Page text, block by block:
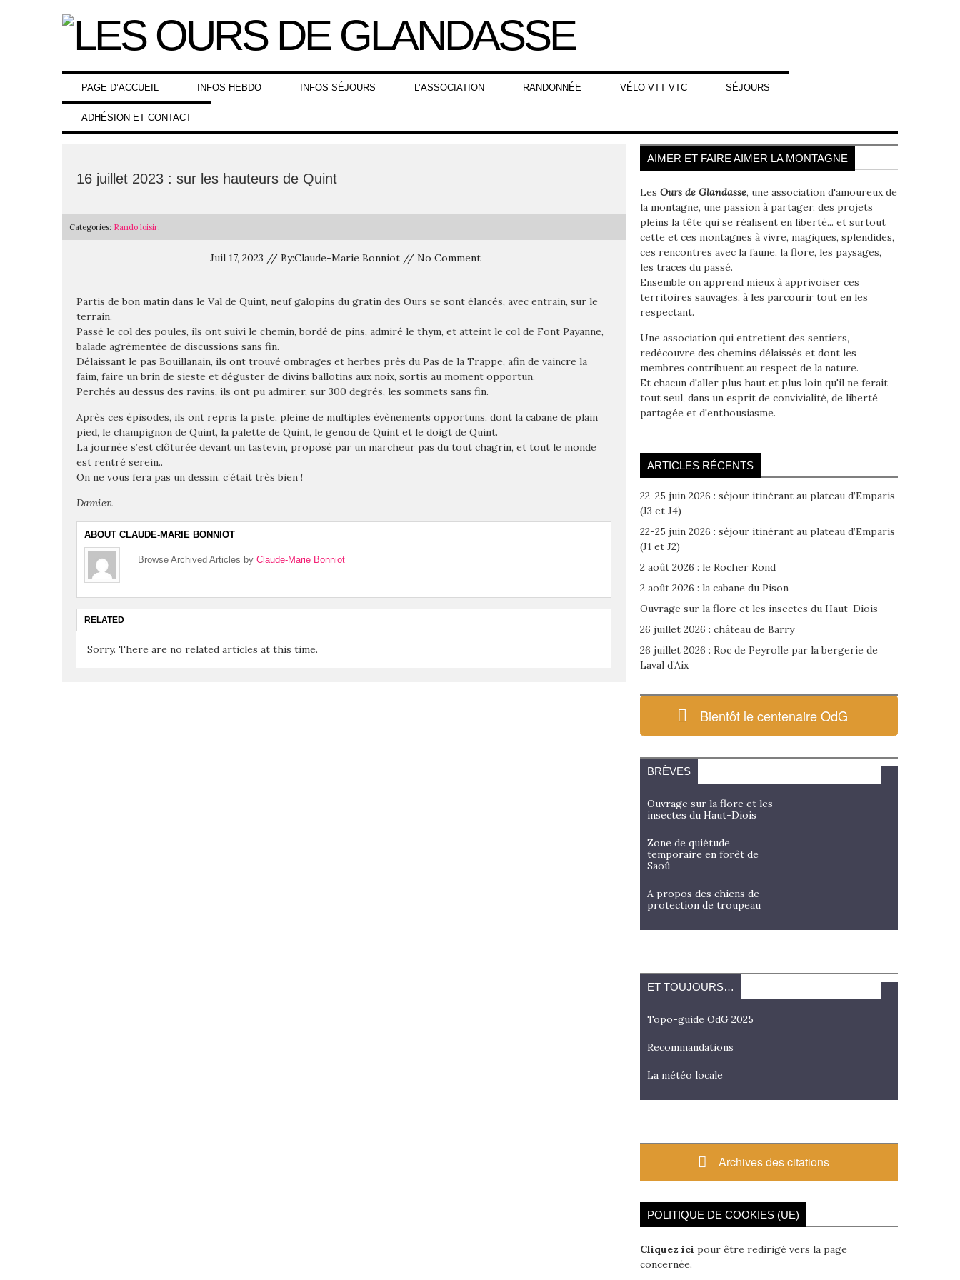
PAGE D’ACCUEIL INFOS HEBDO INFOS SÉJOURS L’ASSOCIATION RANDONNÉE VÉLO VTT VTC SÉJOURS
ADHÉSION ET CONTACT
16 juillet 2023 : sur les hauteurs de Quint
Categories: Rando loisir.
Juil 17, 2023 // By:Claude-Marie Bonniot // No Comment
Partis de bon matin dans le Val de Quint, neuf galopins du gratin des Ours se sont élancés, avec entrain, sur le
terrain.
Passé le col des poules, ils ont suivi le chemin, bordé de pins, admiré le thym, et atteint le col de Font Payanne,
balade agrémentée de discussions sans fin.
Délaissant le pas Bouillanain, ils ont trouvé ombrages et herbes près du Pas de la Trappe, afin de vaincre la
faim, faire un brin de sieste et déguster de divins ballotins aux noix, sortis au moment opportun.
Perchés au dessus des ravins, ils ont pu admirer, sur 300 degrés, les sommets sans fin.
Après ces épisodes, ils ont repris la piste, pleine de multiples évènements opportuns, dont la cabane de plain
pied, le champignon de Quint, la palette de Quint, le genou de Quint et le doigt de Quint.
La journée s’est clôturée devant un tastevin, proposé par un marcheur pas du tout chagrin, et tout le monde
est rentré serein..
On ne vous fera pas un dessin, c’était très bien !
Damien
ABOUT CLAUDE-MARIE BONNIOT
Browse Archived Articles by Claude-Marie Bonniot
RELATED
Sorry. There are no related articles at this time.
AIMER ET FAIRE AIMER LA MONTAGNE
LesOurs de Glandasse, une association d'amoureux de
la montagne, une passion à partager, des projets
pleins la tête qui se réalisent en liberté... et surtout
cette et ces montagnes à vivre, magiques, splendides,
ces rencontres avec la faune, la flore, les paysages,
les traces du passé.
Ensemble on apprend mieux à apprivoiser ces
territoires sauvages, à les parcourir tout en les
respectant.
Une association qui entretient des sentiers,
redécouvre des chemins délaissés et dont les
membres contribuent au respect de la nature.
Et chacun d'aller plus haut et plus loin qu'il ne ferait
tout seul, dans un esprit de convivialité, de liberté
partagée et d'enthousiasme.
ARTICLES RÉCENTS
22-25 juin 2026 : séjour itinérant au plateau d’Emparis
(J3 et J4)
22-25 juin 2026 : séjour itinérant au plateau d’Emparis
(J1 et J2)
2 août 2026 : le Rocher Rond
2 août 2026 : la cabane du Pison
Ouvrage sur la flore et les insectes du Haut-Diois
26 juillet 2026 : château de Barry
26 juillet 2026 : Roc de Peyrolle par la bergerie de
Laval d’Aix
Bientôt le centenaire OdG
BRÈVES
Ouvrage sur la flore et les
insectes du Haut-Diois
Zone de quiétude
temporaire en forêt de
Saoû
A propos des chiens de
protection de troupeau
ET TOUJOURS…
Topo-guide OdG 2025
Recommandations
La météo locale
Archives des citations
POLITIQUE DE COOKIES (UE)
Cliquez ici pour être redirigé vers la page
concernée.